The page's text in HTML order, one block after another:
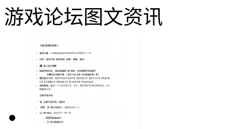
游戏论坛图文资讯